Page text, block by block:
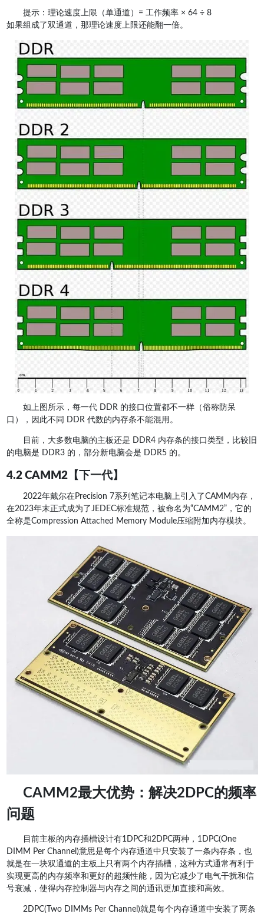
提示：理论速度上限（单通道）= 工作频率 × 64 ÷ 8
如果组成了双通道，那理论速度上限还能翻一倍。
如上图所示，每一代 DDR 的接口位置都不一样（俗称防呆
口），因此不同 DDR 代数的内存条不能混用。
目前，大多数电脑的主板还是 DDR4 内存条的接口类型，比较旧
的电脑是 DDR3 的，部分新电脑会是 DDR5 的。
4.2 CAMM2【下一代】
2022年戴尔在Precision 7系列笔记本电脑上引入了CAMM内存，
在2023年末正式成为了JEDEC标准规范，被命名为“CAMM2”，它的
全称是Compression Attached Memory Module压缩附加内存模块。
CAMM2最大优势：解决2DPC的频率
问题
目前主板的内存插槽设计有1DPC和2DPC两种，1DPC(One
DIMM Per Channel)意思是每个内存通道中只安装了一条内存条，也
就是在一块双通道的主板上只有两个内存插槽，这种方式通常有利于
实现更高的内存频率和更好的超频性能，因为它减少了电气干扰和信
号衰减，使得内存控制器与内存之间的通讯更加直接和高效。
2DPC(Two DIMMs Per Channel)就是每个内存通道中安装了两条